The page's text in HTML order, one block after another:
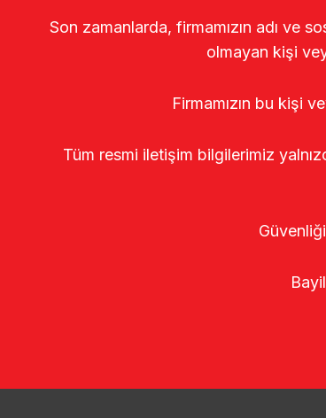
Son zamanlarda, firmamızın adı ve
olmayan kişi
Firmamızın bu kişi
Tüm resmi iletişim bilgilerimiz